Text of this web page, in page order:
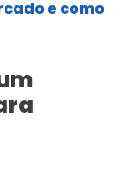
e como